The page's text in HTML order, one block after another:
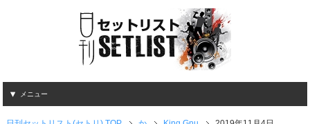
メニュー